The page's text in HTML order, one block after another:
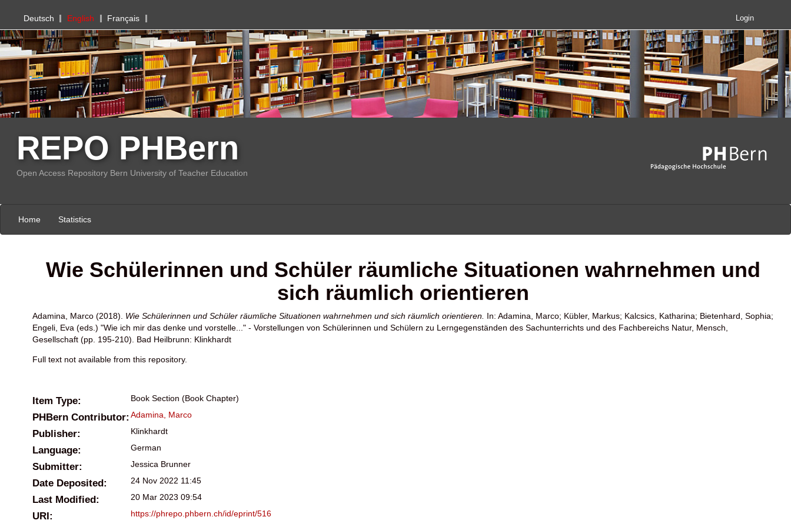
PHBern
Deutsch English Français Login
REPO PHBern
Open Access Repository Bern University of Teacher Education
Home Statistics
Wie Schülerinnen und Schüler räumliche Situationen wahrnehmen und
sich räumlich orientieren
Adamina, Marco (2018). Wie Schülerinnen und Schüler räumliche Situationen wahrnehmen und sich räumlich orientieren. In: Adamina, Marco; Kübler, Markus; Kalcsics, Katharina; Bietenhard, Sophia;
Engeli, Eva (eds.) "Wie ich mir das denke und vorstelle..." - Vorstellungen von Schülerinnen und Schülern zu Lerngegenständen des Sachunterrichts und des Fachbereichs Natur, Mensch,
Gesellschaft (pp. 195-210). Bad Heilbrunn: Klinkhardt
Full text not available from this repository.
Item Type: Book Section (Book Chapter)
PHBern Contributor: Adamina, Marco
Publisher: Klinkhardt
Language: German
Submitter: Jessica Brunner
Date Deposited: 24 Nov 2022 11:45
Last Modified: 20 Mar 2023 09:54
URI: https://phrepo.phbern.ch/id/eprint/516